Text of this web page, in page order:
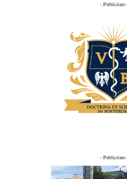
- Publicitate-
- Publicitate-